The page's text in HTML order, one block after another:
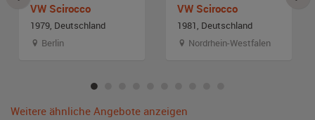
VW Scirocco
1979, Deutschland
Berlin
VW Scirocco
1981, Deutschland
Nordrhein-Westfalen
Weitere ähnliche Angebote anzeigen